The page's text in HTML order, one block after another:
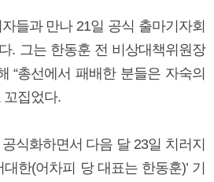
들과 만나 21일 공식 출마기자회
. 그는 한동훈 전 비상대책위원장
“총선에서 패배한 분들은 자숙의
꼬집었다.
식화하면서 다음 달 23일 치러지
한(어차피 당 대표는 한동훈)’ 기